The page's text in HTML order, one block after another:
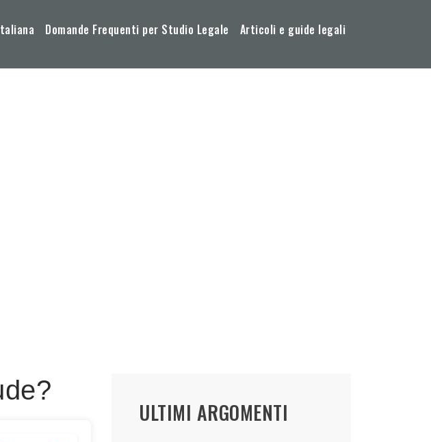
Domande Frequenti per Studio Legale Articoli e guide legali
ULTIMI ARGOMENTI